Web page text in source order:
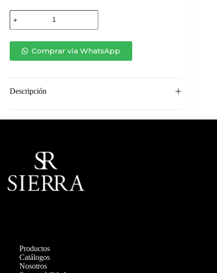
POLTRONA
LE
MANS
Comprar vía WhatsApp
Descripción
Productos
Catálogos
Nosotros